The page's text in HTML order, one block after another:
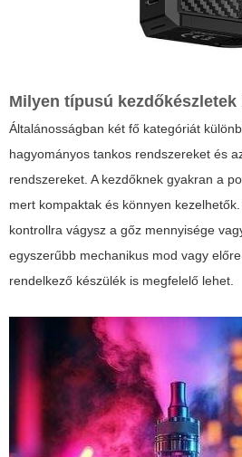
Milyen típusú kezdőkészletek
Általánosságban két fő kategóriát
hagyományos tankos rendszereket és
rendszereket. A kezdőknek gyakran a
mert kompaktak és könnyen
kontrollra vágysz a gőz mennyisége
egyszerűbb mechanikus mod vagy
rendelkező készülék is megfelelő lehet.